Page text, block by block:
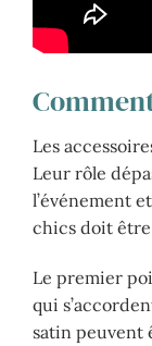
Les
Leur rôle
l’événement
chics doit
Le premier
qui
satin peuvent